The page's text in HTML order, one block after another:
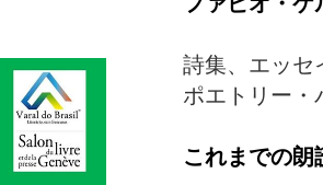
詩集、エッセ
ポエトリー・
これまでの朗